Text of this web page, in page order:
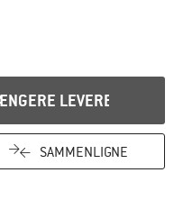
LEVERES
SAMMENLIGNE